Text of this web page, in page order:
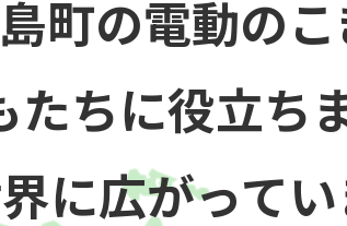
町の電動の
ちに役立ち
に広がってい